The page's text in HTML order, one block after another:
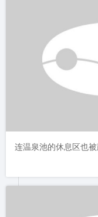
连温泉池的休息区也